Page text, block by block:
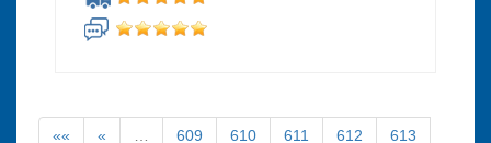
«« « 609 610 611 612 613